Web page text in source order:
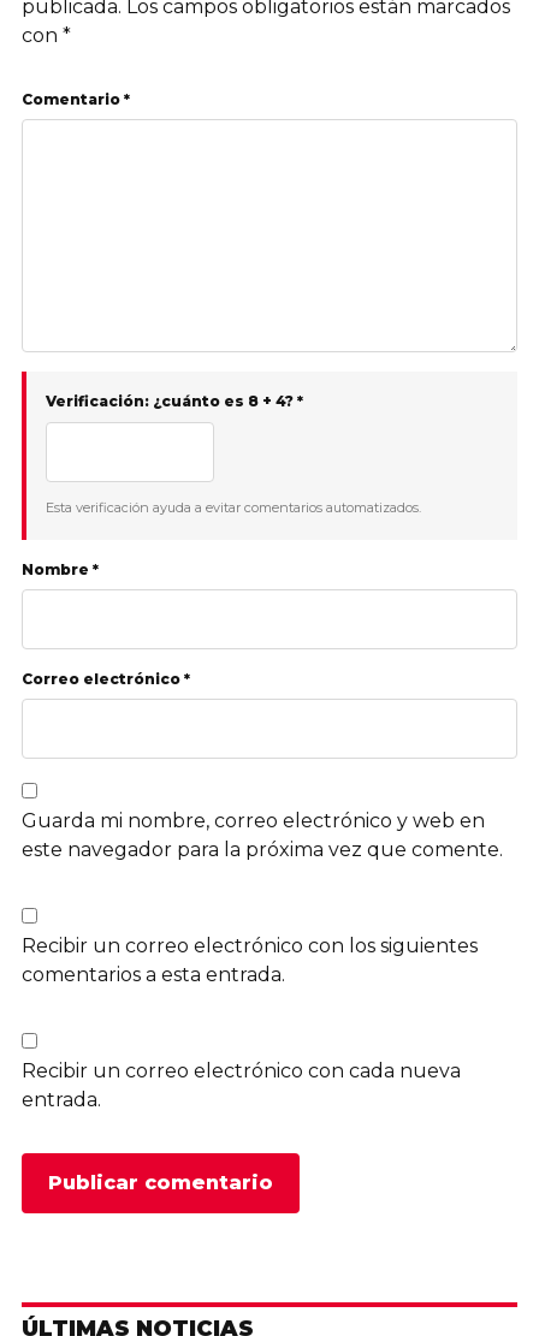
publicada. Los campos obligatorios están marcados
con *
Comentario *
Verificación: ¿cuánto es 8 + 4? *
Esta verificación ayuda a evitar comentarios automatizados.
Nombre *
Correo electrónico *
Guarda mi nombre, correo electrónico y web en
este navegador para la próxima vez que comente.
Recibir un correo electrónico con los siguientes
comentarios a esta entrada.
Recibir un correo electrónico con cada nueva
entrada.
ÚLTIMAS NOTICIAS